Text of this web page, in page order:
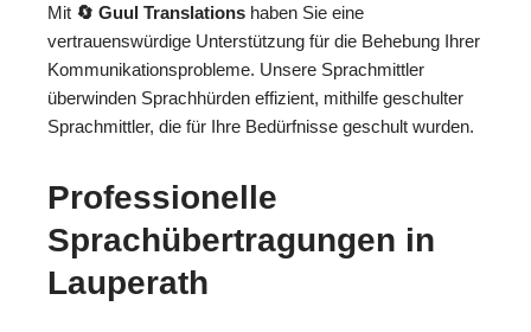
Mit 🔄 Guul Translations haben Sie eine
vertrauenswürdige Unterstützung für die Behebung Ihrer
Kommunikationsprobleme. Unsere Sprachmittler
überwinden Sprachhürden effizient, mithilfe geschulter
Sprachmittler, die für Ihre Bedürfnisse geschult wurden.
Professionelle
Sprachübertragungen in
Lauperath